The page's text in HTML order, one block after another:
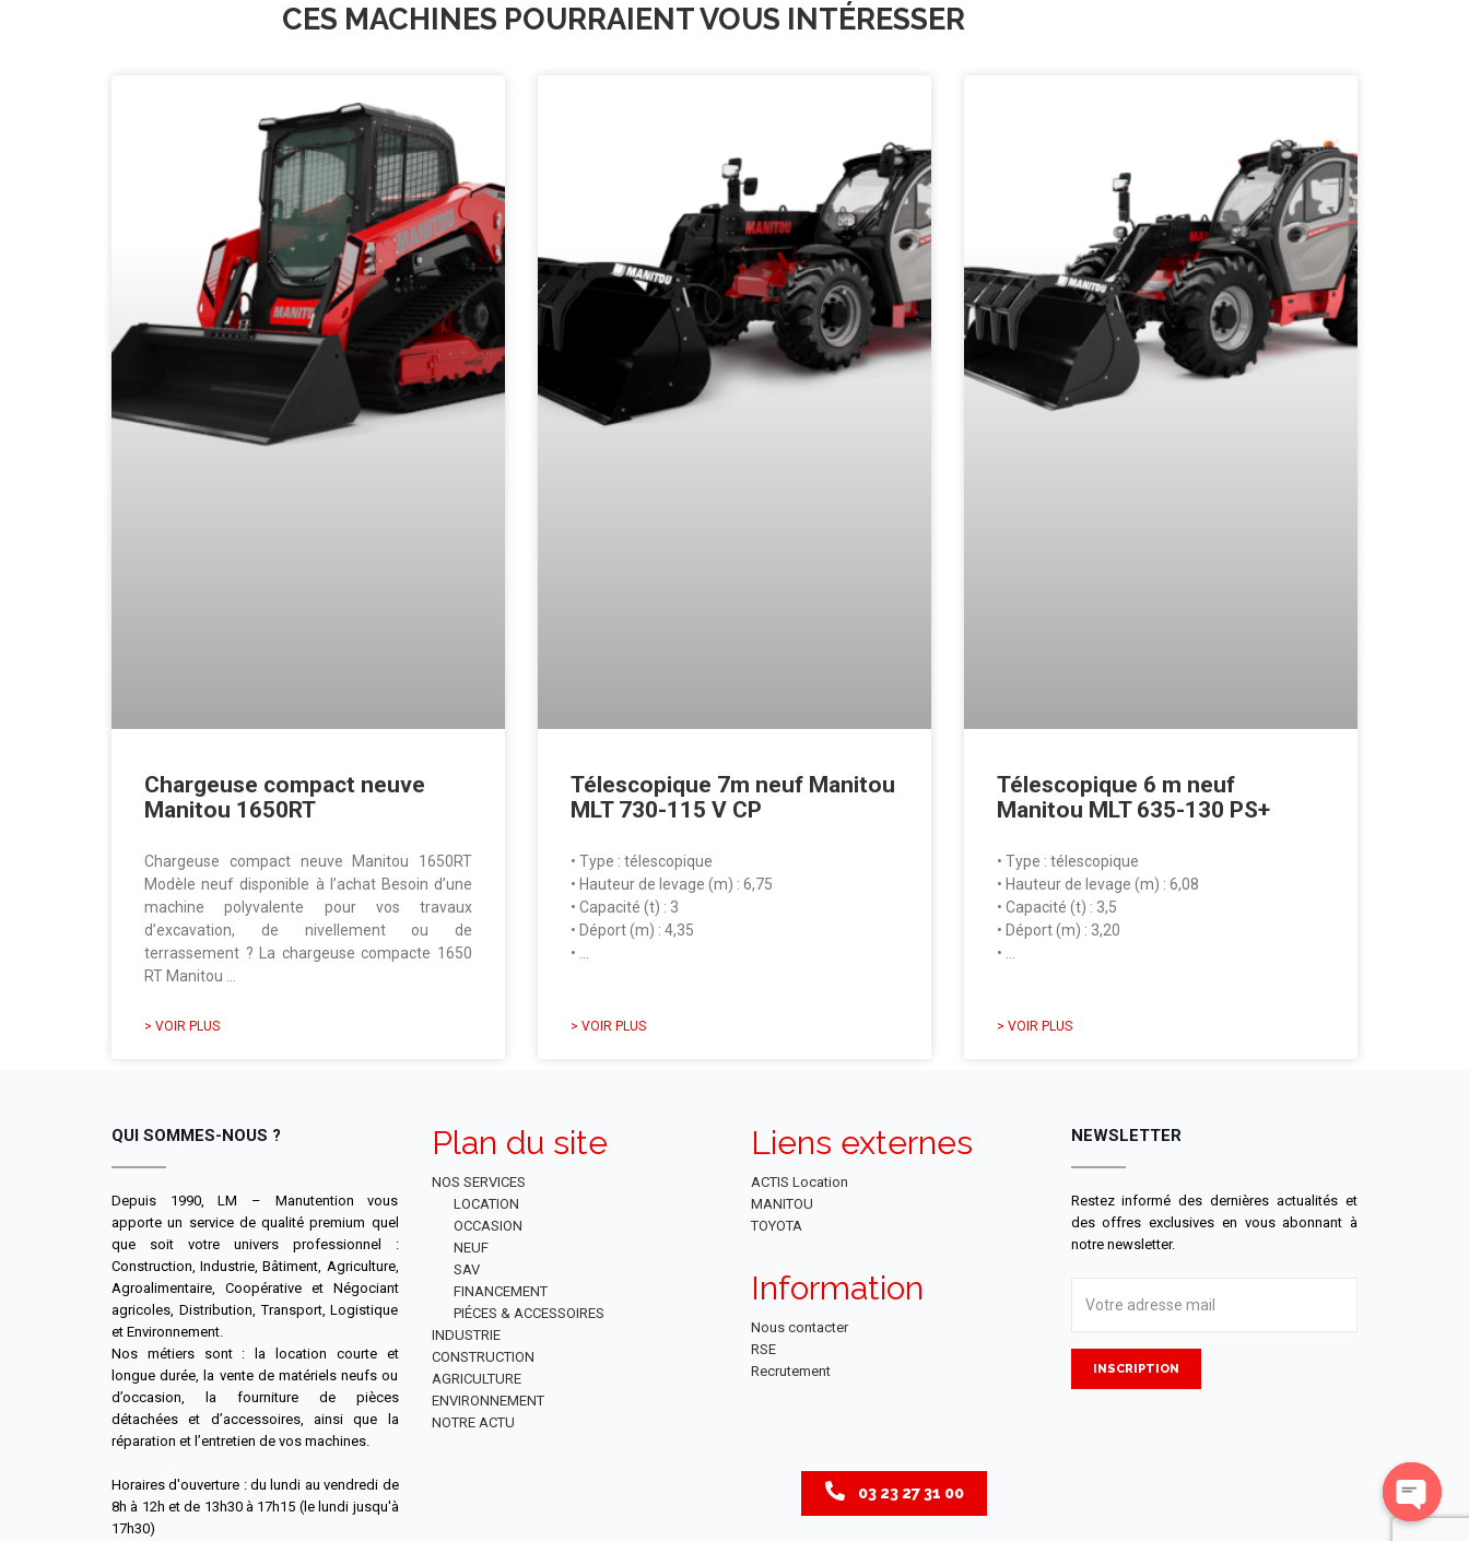
CES MACHINES POURRAIENT VOUS INTÉRESSER
Chargeuse compact neuve
Manitou 1650RT
Chargeuse compact neuve Manitou 1650RT
Modèle neuf disponible à l’achat​ Besoin d’une
machine polyvalente pour vos travaux
d’excavation, de nivellement ou de
terrassement ? La chargeuse compacte 1650
RT Manitou …
> VOIR PLUS
Télescopique 7m neuf Manitou
MLT 730-115 V CP
• Type : télescopique
• Hauteur de levage (m) : 6,75
• Capacité (t) : 3
• Déport (m) : 4,35
• …
> VOIR PLUS
Télescopique 6 m neuf
Manitou MLT 635-130 PS+
• Type : télescopique
• Hauteur de levage (m) : 6,08
• Capacité (t) : 3,5
• Déport (m) : 3,20
• …
> VOIR PLUS
QUI SOMMES-NOUS ?
Depuis 1990, LM – Manutention vous
apporte un service de qualité premium quel
que soit votre univers professionnel :
Construction, Industrie, Bâtiment, Agriculture,
Agroalimentaire, Coopérative et Négociant
agricoles, Distribution, Transport, Logistique
et Environnement.
Nos métiers sont : la location courte et
longue durée, la vente de matériels neufs ou
d’occasion, la fourniture de pièces
détachées et d’accessoires, ainsi que la
réparation et l’entretien de vos machines.
Horaires d'ouverture : du lundi au vendredi de
8h à 12h et de 13h30 à 17h15 (le lundi jusqu'à
17h30)
Plan du site
NOS SERVICES
LOCATION
OCCASION
NEUF
SAV
FINANCEMENT
PIÉCES & ACCESSOIRES
INDUSTRIE
CONSTRUCTION
AGRICULTURE
ENVIRONNEMENT
NOTRE ACTU
Liens externes
ACTIS Location
MANITOU
TOYOTA
Information
Nous contacter
RSE
Recrutement
NEWSLETTER
Restez informé des dernières actualités et
des offres exclusives en vous abonnant à
notre newsletter.
INSCRIPTION
03 23 27 31 00
Open